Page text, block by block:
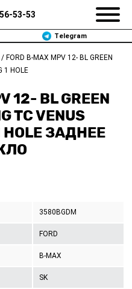
53-53
Telegram
/ FORD B-MAX MPV 12- BL GREEN
1 HOLE
12- BL GREEN
TC VENUS
HOLE ЗАДНЕЕ
3580BGDM
FORD
B-MAX
SK